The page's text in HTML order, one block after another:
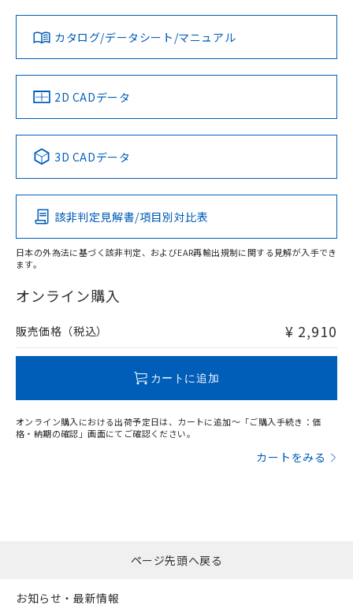
ダウンロードデータをご利用いただく前に、以下を必ずお読
みください。
ソフトウェアの使用条件
対応済み
中国 RoHS 注意事項・凡例
Pb Hg Cd Cr(VI)
O
在庫等で未対応品が混在する可能性があります。
問い合わせください。
LR型式承認
（イギリス
船舶規格）
DNV型式承認
（ノルウェー
BV型式承認
（フランス
KR型式
（韓国
No No No No
この製品の規格認証/適合状況ページへ
その他の認証はこちらのページからご検索ください
カタログ/データシート/マニュアル
2D CADデータ
3D CADデータ
該非判定見解書/項目別対比表
日本の外為法に基づく該非判定、およびEAR再輸出規制に関する見解が入手でき
ます。
オンライン購入
販売価格（税込） ¥ 2,910
カートに追加
オンライン購入における出荷予定日は、カートに追加～「ご購入手続き：価
格・納期の確認」画面にてご確認ください。
カートをみる
ページ先頭へ戻る
お知らせ・最新情報